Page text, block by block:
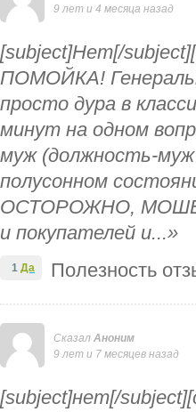
9 лет и 4 месяца назад
[subject]Нет[/
ПОМОЙКА!
просто дура в
минут на одном
муж (должность-муж
полусонном
ОСТОРОЖНО,
и покупателей и...»
Полезность
1 Да
Сказал Аноним
9 лет и 7 месяцев назад
[subject]нет[/